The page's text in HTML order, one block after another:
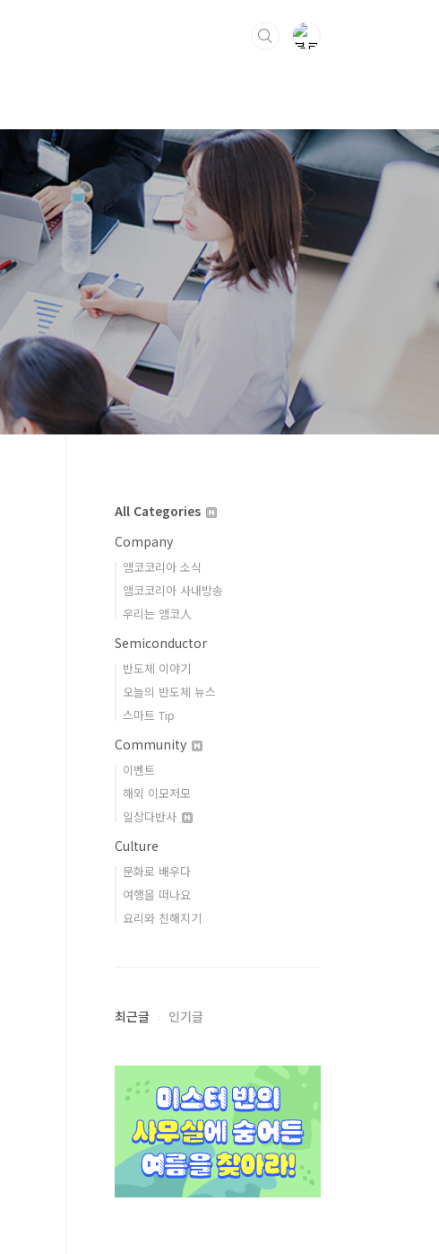
All Categories
Company
앰코코리아 소식
앰코코리아 사내방송
우리는 앰코人
Semiconductor
반도체 이야기
오늘의 반도체 뉴스
스마트 Tip
Community
이벤트
해외 이모저모
일상다반사
Culture
문화로 배우다
여행을 떠나요
요리와 친해지기
최근글 인기글